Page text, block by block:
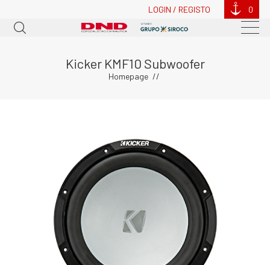
LOGIN / REGISTO 0
Kicker KMF10 Subwoofer
Homepage